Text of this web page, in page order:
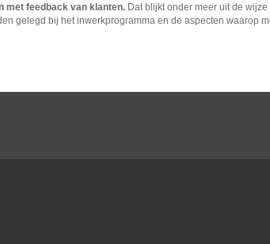
met feedback van klanten.Dat blijkt onder meer uit de
gelegd bij het inwerkprogramma en de aspecten waarop